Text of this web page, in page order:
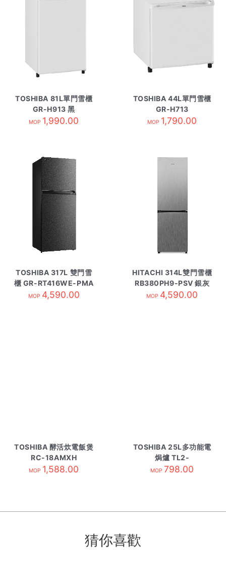
TOSHIBA 81L單門雪櫃
GR-H913 黑
MOP 1,990.00
TOSHIBA 44L單門雪櫃
GR-H713
MOP 1,790.00
TOSHIBA 317L 雙門雪
櫃 GR-RT416WE-PMA
MOP 4,590.00
HITACHI 314L雙門雪櫃
RB380PH9-PSV 銀灰
色
MOP 4,590.00
TOSHIBA 酵活炊電飯煲
RC-18AMXH
MOP 1,588.00
TOSHIBA 25L多功能電
焗爐 TL2-
MC25CZE/GR
MOP 798.00
猜你喜歡